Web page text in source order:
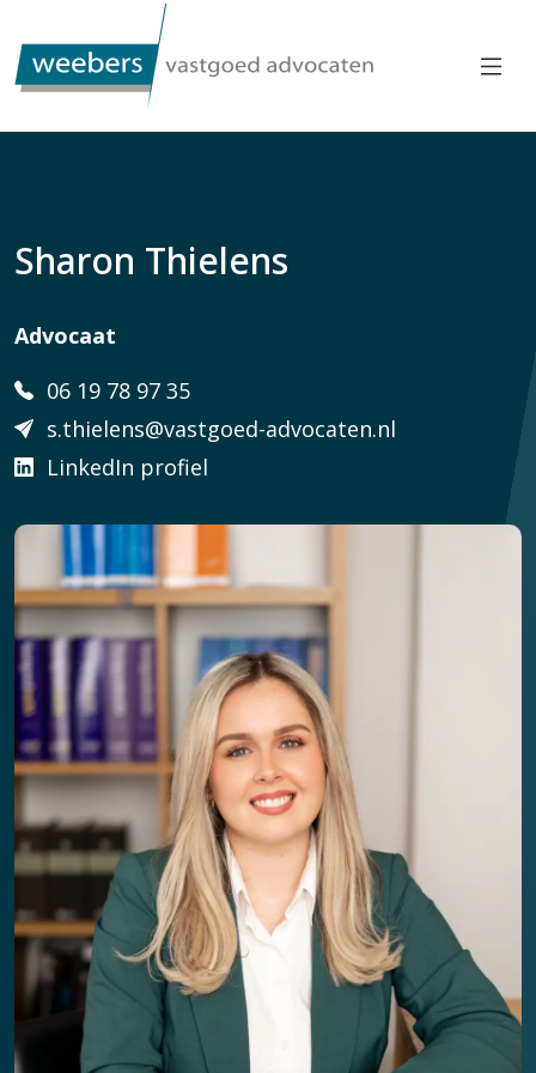
Sharon Thielens
Advocaat
06 19 78 97 35
s.thielens@vastgoed-advocaten.nl
LinkedIn profiel